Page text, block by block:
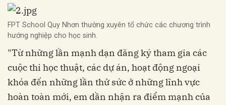
FPT School Quy Nhơn thường xuyên tổ chức các chương trình
hướng nghiệp cho học sinh.
"Từ những lần mạnh dạn đăng ký tham gia các
cuộc thi học thuật, các dự án, hoạt động ngoại
khóa đến những lần thử sức ở những lĩnh vực
hoàn toàn mới, em dần nhận ra điểm mạnh của